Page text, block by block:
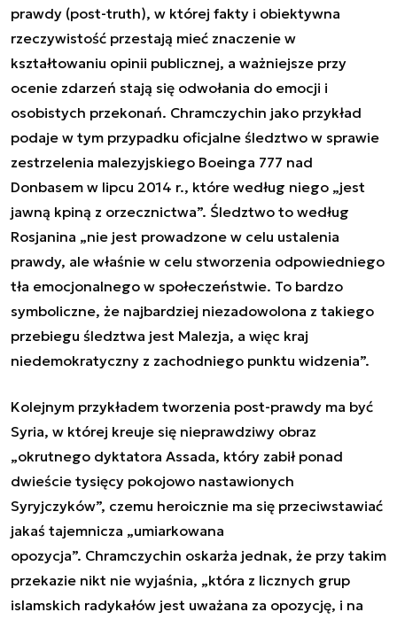
prawdy (post-truth), w której fakty i obiektywna
rzeczywistość przestają mieć znaczenie w
kształtowaniu opinii publicznej, a ważniejsze przy
ocenie zdarzeń stają się odwołania do emocji i
osobistych przekonań. Chramczychin jako przykład
podaje w tym przypadku oficjalne śledztwo w sprawie
zestrzelenia malezyjskiego Boeinga 777 nad
Donbasem w lipcu 2014 r., które według niego „jest
jawną kpiną z orzecznictwa”. Śledztwo to według
Rosjanina „nie jest prowadzone w celu ustalenia
prawdy, ale właśnie w celu stworzenia odpowiedniego
tła emocjonalnego w społeczeństwie. To bardzo
symboliczne, że najbardziej niezadowolona z takiego
przebiegu śledztwa jest Malezja, a więc kraj
niedemokratyczny z zachodniego punktu widzenia”.
Kolejnym przykładem tworzenia post-prawdy ma być
Syria, w której kreuje się nieprawdziwy obraz
„okrutnego dyktatora Assada, który zabił ponad
dwieście tysięcy pokojowo nastawionych
Syryjczyków”, czemu heroicznie ma się przeciwstawiać
jakaś tajemnicza „umiarkowana
opozycja”. Chramczychin oskarża jednak, że przy takim
przekazie nikt nie wyjaśnia, „która z licznych grup
islamskich radykałów jest uważana za opozycję, i na